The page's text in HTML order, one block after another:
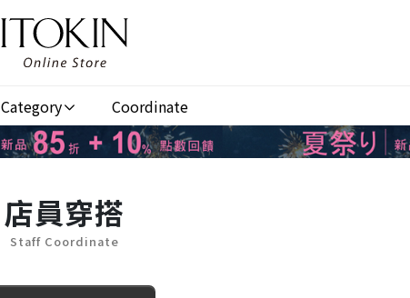
Category Coordinate
店員穿搭
Staff Coordinate